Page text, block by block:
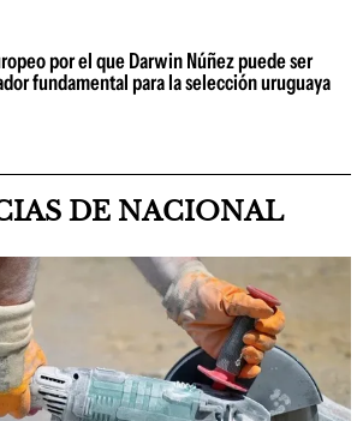
por el que Darwin Núñez puede ser
fundamental para la selección uruguaya
DE NACIONAL